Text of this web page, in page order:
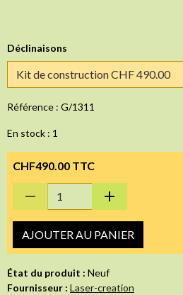
Déclinaisons
Référence : G/1311
En stock : 1
CHF490.00 TTC
AJOUTER AU PANIER
État du produit : Neuf
Fournisseur : Laser-creation